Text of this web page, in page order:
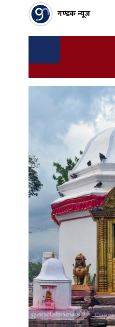
गण्डक न्यूज